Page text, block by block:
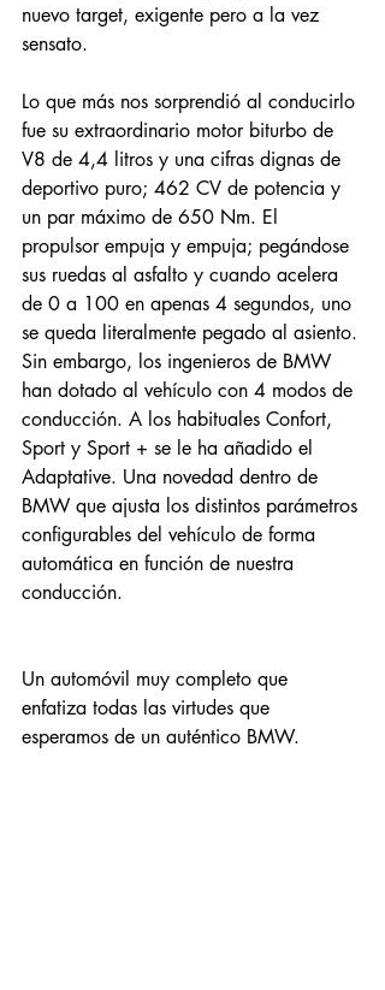
nuevo target, exigente pero a la vez
sensato.
Lo que más nos sorprendió al conducirlo
fue su extraordinario motor biturbo de
V8 de 4,4 litros y una cifras dignas de
deportivo puro; 462 CV de potencia y
un par máximo de 650 Nm. El
propulsor empuja y empuja; pegándose
sus ruedas al asfalto y cuando acelera
de 0 a 100 en apenas 4 segundos, uno
se queda literalmente pegado al asiento.
Sin embargo, los ingenieros de BMW
han dotado al vehículo con 4 modos de
conducción. A los habituales Confort,
Sport y Sport + se le ha añadido el
Adaptative. Una novedad dentro de
BMW que ajusta los distintos parámetros
configurables del vehículo de forma
automática en función de nuestra
conducción.
Un automóvil muy completo que
enfatiza todas las virtudes que
esperamos de un auténtico BMW.